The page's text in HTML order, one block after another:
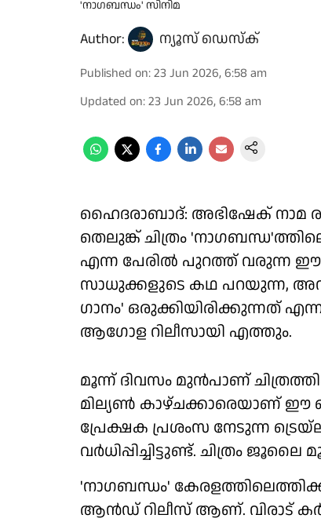
'നാഗബന്ധം' സിനിമ
Author: ന്യൂസ് ഡെസ്ക്
Published on:23 Jun 2026, 6:58 am
Updated on:23 Jun 2026, 6:58 am
ഹൈദരാബാദ്: അഭിഷേക് നാമ
തെലുങ്ക് ചിത്രം
എന്ന പേരിൽ പുറത്ത് വരുന്ന
സാധുക്കളുടെ കഥ പറയുന്ന,
ഗാനം' ഒരുക്കിയിരിക്കുന്നത്
ആഗോള റിലീസായി എത്തും.
മൂന്ന് ദിവസം മുൻപാണ്
മില്യൺ കാഴ്ചക്കാരെയാണ് ഈ
പ്രേക്ഷക പ്രശംസ നേടുന്ന
വർധിപ്പിച്ചിട്ടുണ്ട്. ചിത്രം
'നാഗബന്ധം'
ആൻഡ് റിലീസ് ആണ്. വിരാട്